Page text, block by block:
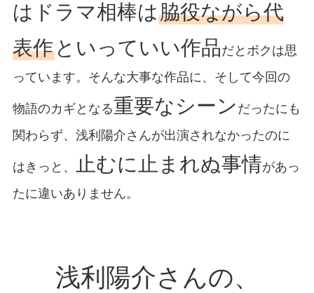
はドラマ相棒は脇役ながら代
表作といっていい作品だとボクは思
っています。そんな大事な作品に、そして今回の
物語のカギとなる重要なシーン だったにも
関わらず、浅利陽介さんが出演されなかったのに
はきっと、 止むに止まれぬ事情があっ
たに違いありません。
浅利陽介さんの、